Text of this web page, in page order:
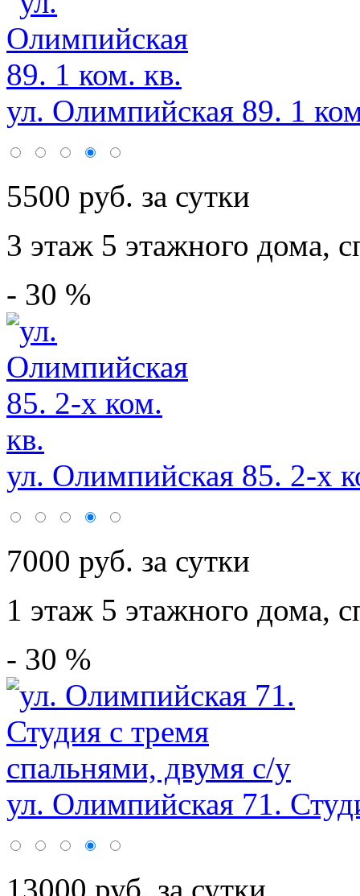
ул. Олимпийская 89. 1
5500 руб. за сутки
3 этаж 5 этажного дома,
- 30 %
ул. Олимпийская 85. 2-х
7000 руб. за сутки
1 этаж 5 этажного дома,
- 30 %
ул. Олимпийская 71.